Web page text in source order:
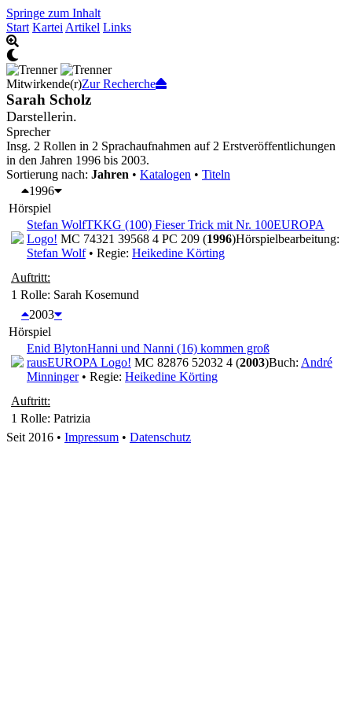
Springe zum Inhalt
Start Kartei Artikel Links
Mitwirkende(r)Zur Recherche
Sarah Scholz
Darstellerin.
Sprecher
Insg. 2 Rollen in 2 Sprachaufnahmen auf 2 Erstveröffentlichungen
in den Jahren 1996 bis 2003.
Sortierung nach: Jahren • Katalogen • Titeln
1996
Hörspiel
Stefan WolfTKKG (100) Fieser Trick mit Nr. 100EUROPA
Logo! MC 74321 39568 4 PC 209 (1996)Hörspielbearbeitung:
Stefan Wolf• Regie: Heikedine Körting
Auftritt:
1 Rolle: Sarah Kosemund
2003
Hörspiel
Enid BlytonHanni und Nanni (16) kommen groß
rausEUROPA Logo! MC 82876 52032 4 (2003)Buch: André
Minninger• Regie: Heikedine Körting
Auftritt:
1 Rolle: Patrizia
Seit 2016 • Impressum • Datenschutz